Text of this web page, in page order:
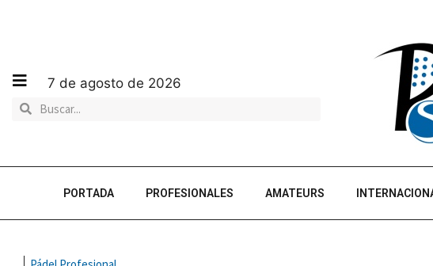
7 de agosto de 2026
PORTADA PROFESIONALES AMATEURS